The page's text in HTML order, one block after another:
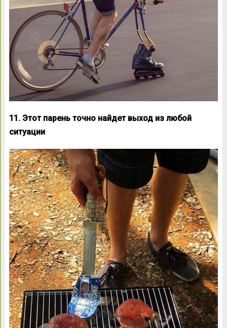
11. Этот парень точно найдет выход из любой
ситуации